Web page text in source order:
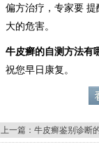
偏方治疗，专家要
大的危害。
牛皮癣的自测方法有
祝您早日康复。
上一篇： 牛皮癣鉴别诊断